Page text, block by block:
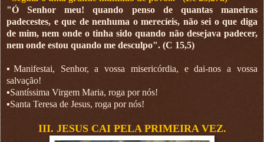
"Ó Senhor meu! quando penso de quantas maneiras
padecestes, e que de nenhuma o merecíeis, não sei o que diga
de mim, nem onde o tinha sido quando não desejava padecer,
nem onde estou quando me desculpo". (C 15,5)
▪︎Manifestai, Senhor, a vossa misericórdia, e dai-nos a vossa
salvação!
▪︎Santíssima Virgem Maria, roga por nós!
▪︎Santa Teresa de Jesus, roga por nós!
III. JESUS CAI PELA PRIMEIRA VEZ.